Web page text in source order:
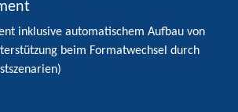
inklusive automatischem Aufbau von
beim Formatwechsel durch